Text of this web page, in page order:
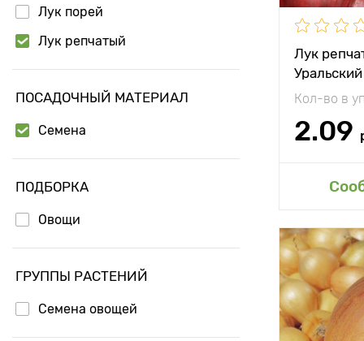
Лук порей
Лук репчатый
ПОСАДОЧНЫЙ МАТЕРИАЛ
Семена
ПОДБОРКА
Овощи
ГРУППЫ РАСТЕНИЙ
Семена овощей
Лук
Кол-во в
2.09
Период
Вес плода
Особенности
Растояние
растениями